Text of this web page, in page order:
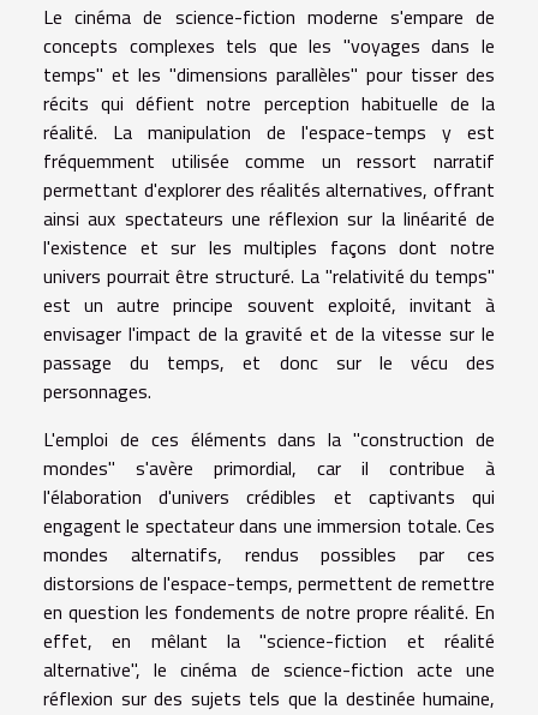
Le cinéma de science-fiction moderne s'empare de
concepts complexes tels que les "voyages dans le
temps" et les "dimensions parallèles" pour tisser des
récits qui défient notre perception habituelle de la
réalité. La manipulation de l'espace-temps y est
fréquemment utilisée comme un ressort narratif
permettant d'explorer des réalités alternatives, offrant
ainsi aux spectateurs une réflexion sur la linéarité de
l'existence et sur les multiples façons dont notre
univers pourrait être structuré. La "relativité du temps"
est un autre principe souvent exploité, invitant à
envisager l'impact de la gravité et de la vitesse sur le
passage du temps, et donc sur le vécu des
personnages.
L'emploi de ces éléments dans la "construction de
mondes" s'avère primordial, car il contribue à
l'élaboration d'univers crédibles et captivants qui
engagent le spectateur dans une immersion totale. Ces
mondes alternatifs, rendus possibles par ces
distorsions de l'espace-temps, permettent de remettre
en question les fondements de notre propre réalité. En
effet, en mêlant la "science-fiction et réalité
alternative", le cinéma de science-fiction acte une
réflexion sur des sujets tels que la destinée humaine,